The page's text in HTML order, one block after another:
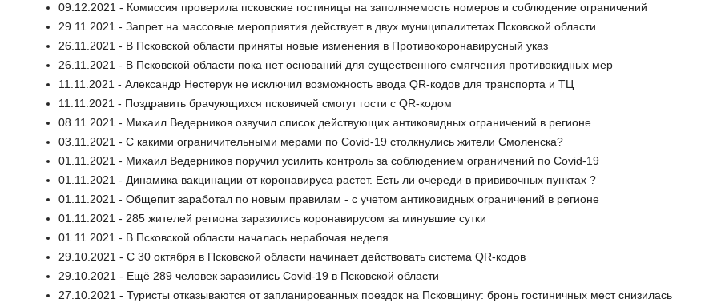
09.12.2021 - Комиссия проверила псковские гостиницы на заполняемость номеров и соблюдение ограничений
29.11.2021 - Запрет на массовые мероприятия действует в двух муниципалитетах Псковской области
26.11.2021 - В Псковской области приняты новые изменения в Противокоронавирусный указ
26.11.2021 - В Псковской области пока нет оснований для существенного смягчения противокидных мер
11.11.2021 - Александр Нестерук не исключил возможность ввода QR-кодов для транспорта и ТЦ
11.11.2021 - Поздравить брачующихся псковичей смогут гости с QR-кодом
08.11.2021 - Михаил Ведерников озвучил список действующих антиковидных ограничений в регионе
03.11.2021 - С какими ограничительными мерами по Сovid-19 столкнулись жители Смоленска?
01.11.2021 - Михаил Ведерников поручил усилить контроль за соблюдением ограничений по Сovid-19
01.11.2021 - Динамика вакцинации от коронавируса растет. Есть ли очереди в прививочных пунктах ?
01.11.2021 - Общепит заработал по новым правилам - с учетом антиковидных ограничений в регионе
01.11.2021 - 285 жителей региона заразились коронавирусом за минувшие сутки
01.11.2021 - В Псковской области началась нерабочая неделя
29.10.2021 - С 30 октября в Псковской области начинает действовать система QR-кодов
29.10.2021 - Ещё 289 человек заразились Covid-19 в Псковской области
27.10.2021 - Туристы отказываются от запланированных поездок на Псковщину: бронь гостиничных мест снизилась